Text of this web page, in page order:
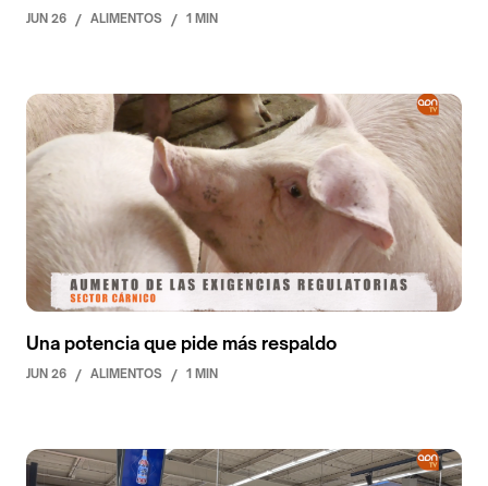
JUN 26 / ALIMENTOS / 1 MIN
Una potencia que pide más respaldo
JUN 26 / ALIMENTOS / 1 MIN